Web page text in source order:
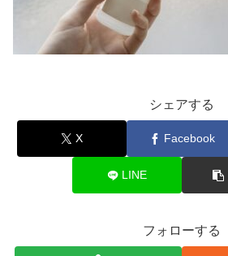
シェアする
X Facebook
LINE
フォローする